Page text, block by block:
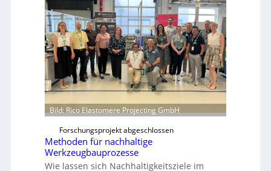
t
f
o
m
w
e
i
t
e
r
e
P
a
r
s
N
w
ü
h
r
Bild: Rico Elastomere Projecting GmbH
Forschungsprojekt abgeschlossen
Methoden für nachhaltige
Werkzeugbauprozesse
Wie lassen sich Nachhaltigkeitsziele im